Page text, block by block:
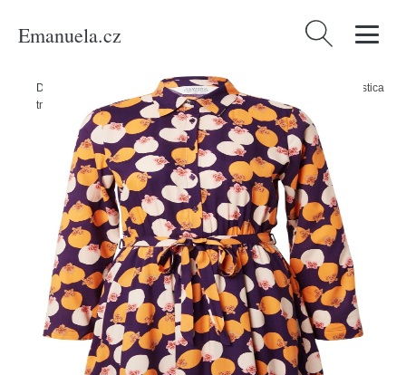
Emanuela.cz Vyhledávání
Domů /Oblečení/Košilové šaty Compania Fantastica
tmavě fialová / jasně oranžová / růžová / bílá